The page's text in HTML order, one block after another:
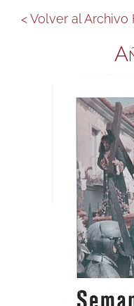
< Volver al Archivo